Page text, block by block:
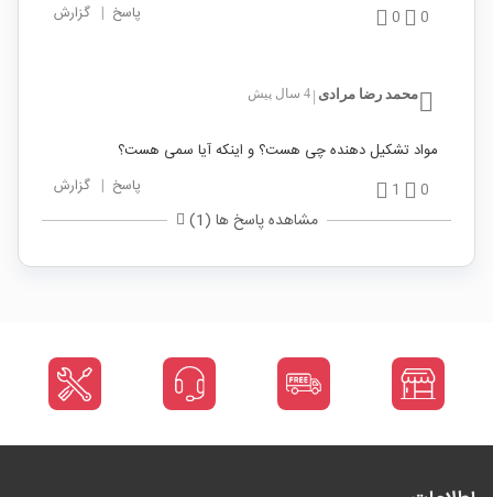
0
0 پاسخ | گزارش
محمد رضا مرادی | 4 سال پیش
مواد تشکیل دهنده چی هست؟ و اینکه آیا سمی هست؟
0
1 پاسخ | گزارش
مشاهده پاسخ ها (1)